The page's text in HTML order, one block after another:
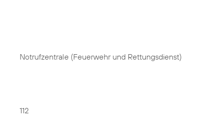
Notrufzentrale (Feuerwehr und Rettungsdienst)
112